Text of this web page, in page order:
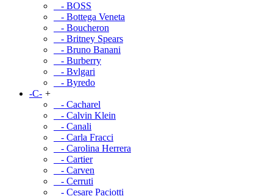
- BOSS
- Bottega Veneta
- Boucheron
- Britney Spears
- Bruno Banani
- Burberry
- Bvlgari
- Byredo
-C- +
- Cacharel
- Calvin Klein
- Canali
- Carla Fracci
- Carolina Herrera
- Cartier
- Carven
- Cerruti
- Cesare Paciotti